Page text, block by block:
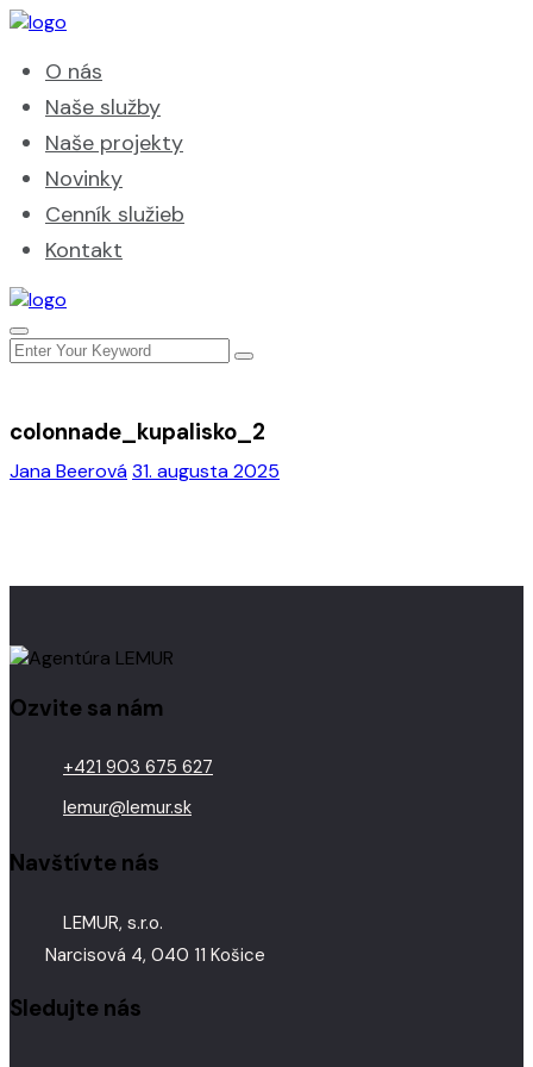
O nás
Naše služby
Naše projekty
Novinky
Cenník služieb
Kontakt
Jana Beerová31. augusta 2025
colonnade_kupalisko_2
Ozvite sa nám
+421 903 675 627
lemur@lemur.sk
Navštívte nás
LEMUR, s.r.o.
Narcisová 4, 040 11 Košice
Sledujte nás